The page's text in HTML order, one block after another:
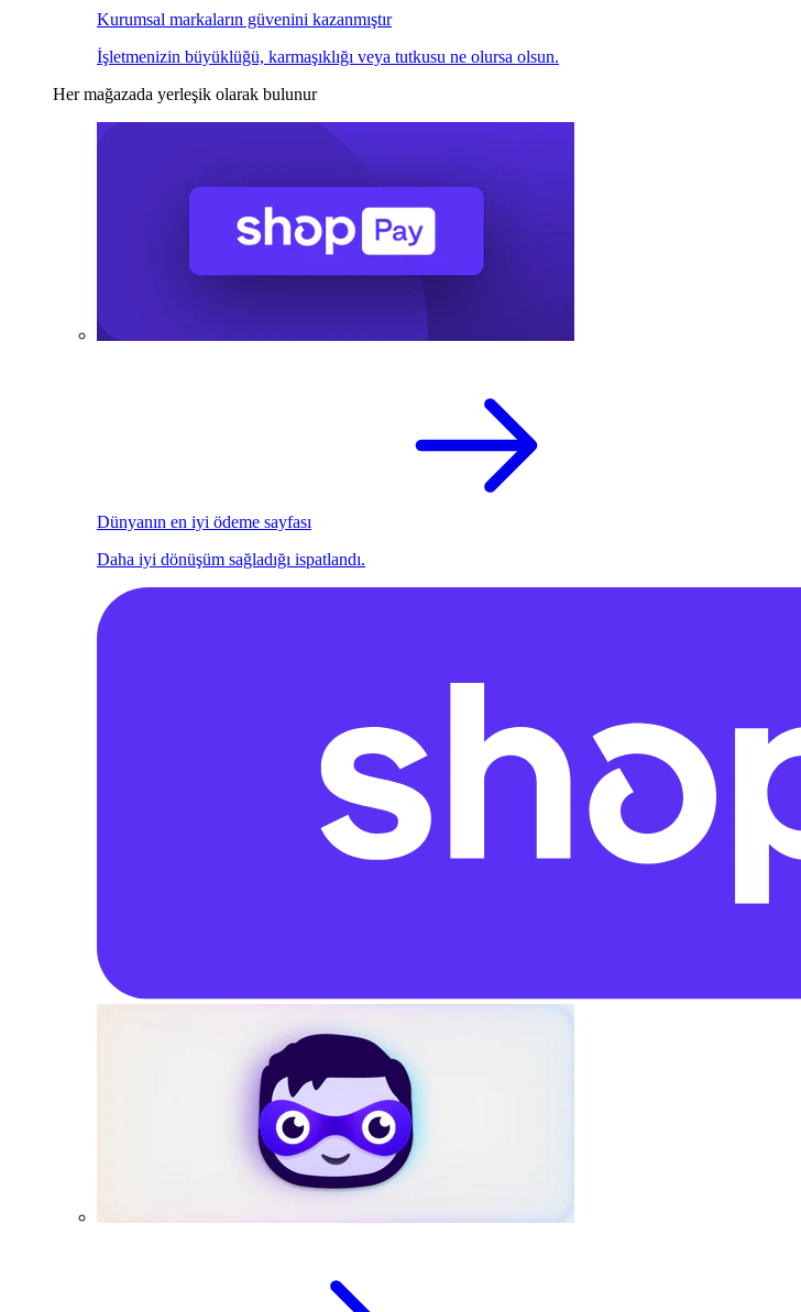
Kurumsal markaların güvenini kazanmıştır
İşletmenizin büyüklüğü, karmaşıklığı veya tutkusu ne olursa olsun.
Her mağazada yerleşik olarak bulunur
Dünyanın en iyi ödeme sayfası
Daha iyi dönüşüm sağladığı ispatlandı.